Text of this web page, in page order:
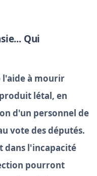
Qui
l'aide à mourir
létal, en
d'un personnel de
vote des députés.
dans l'incapacité
pourront